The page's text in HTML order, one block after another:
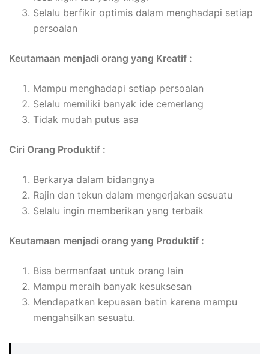
Selalu berfikir optimis dalam menghadapi setiap
persoalan
Keutamaan menjadi orang yang Kreatif :
Mampu menghadapi setiap persoalan
Selalu memiliki banyak ide cemerlang
Tidak mudah putus asa
Ciri Orang Produktif :
Berkarya dalam bidangnya
Rajin dan tekun dalam mengerjakan sesuatu
Selalu ingin memberikan yang terbaik
Keutamaan menjadi orang yang Produktif :
Bisa bermanfaat untuk orang lain
Mampu meraih banyak kesuksesan
Mendapatkan kepuasan batin karena mampu
mengahsilkan sesuatu.